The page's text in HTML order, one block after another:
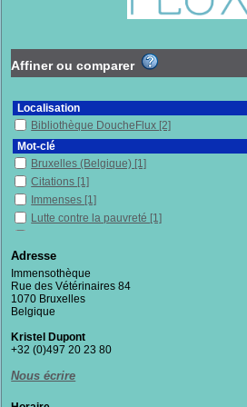
Affiner ou comparer
Localisation
Bibliothèque DoucheFlux [2]
Mot-clé
Bruxelles (Belgique) [1]
Citations [1]
Immenses [1]
Lutte contre la pauvreté [1]
Mots
Pauvreté[1]
Précarité[1]
Prison
Sans-chez-soi[1]
Thésaurus
Section
Adresse
Immensothèque
Rue des Vétérinaires 84
1070 Bruxelles
Belgique
Kristel Dupont
+32 (0)497 20 23 80
Nous écrire